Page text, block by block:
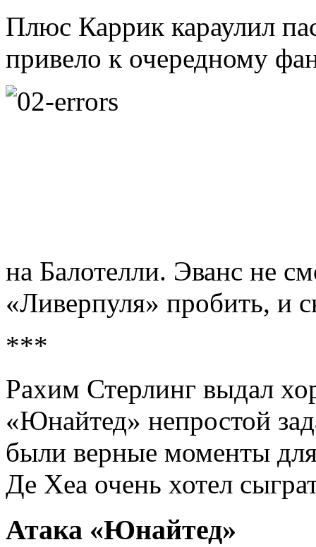
Плюс Каррик караулил
привело к очередному
на Балотелли. Эванс не
«Ливерпуля» пробить, и
***
Рахим Стерлинг выдал
«Юнайтед» непростой
были верные моменты
Де Хеа очень хотел
Атака «Юнайтед»